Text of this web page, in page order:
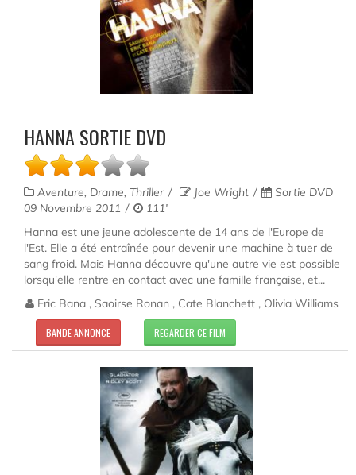
HANNA SORTIE DVD
Aventure, Drame, Thriller Joe Wright
Sortie DVD
09 Novembre 2011
111'
Hanna est une jeune adolescente de 14 ans de l'Europe de
l'Est. Elle a été entraînée pour devenir une machine à tuer de
sang froid. Mais Hanna découvre qu'une autre vie est possible
lorsqu'elle rentre en contact avec une famille française, et...
Eric Bana , Saoirse Ronan , Cate Blanchett , Olivia Williams
BANDE ANNONCE REGARDER CE FILM